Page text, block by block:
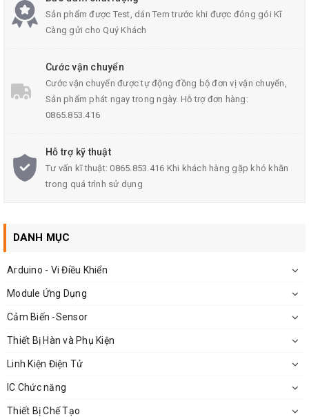
Sản phẩm được Test, dán Tem trước khi được đóng gói Kĩ
Càng gửi cho Quý Khách
Cước vận chuyển
Cước vận chuyển được tự động đồng bộ đơn vị vận chuyển,
Sản phẩm phát ngay trong ngày. Hỗ trợ đơn hàng:
0865.853.416
Hỗ trợ kỹ thuật
Tư vấn kĩ thuật: 0865.853.416 Khi khách hàng gặp khó khăn
trong quá trình sử dụng
DANH MỤC
Arduino - Vi Điều Khiển
Module Ứng Dụng
Cảm Biến -Sensor
Thiết Bị Hàn và Phụ Kiện
Linh Kiện Điện Tử
IC Chức năng
Thiết Bị Chế Tạo